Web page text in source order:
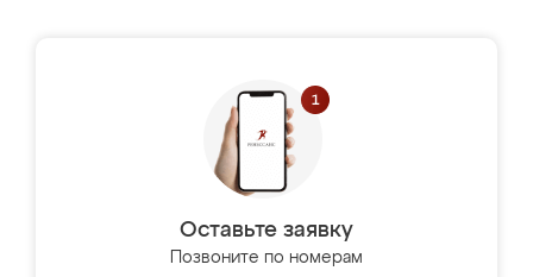
Оставьте заявку
Позвоните по номерам